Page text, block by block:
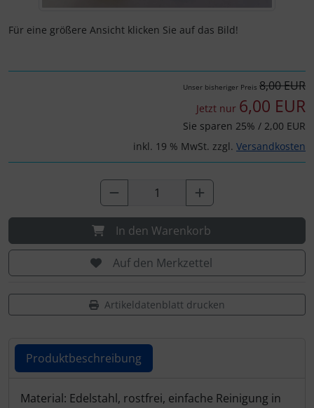
Für eine größere Ansicht klicken Sie auf das Bild!
Unser bisheriger Preis 8,00 EUR
Jetzt nur 6,00 EUR
Sie sparen 25% / 2,00 EUR
inkl. 19 % MwSt. zzgl. Versandkosten
In den Warenkorb
Auf den Merkzettel
Artikeldatenblatt drucken
Produktbeschreibung
Produktbeschreibung
Material: Edelstahl, rostfrei, einfache Reinigung in
Instrumente
Mückenputzer
Reifen, Schläuche und Co.
Sauerstoff, Gas und Feuer
Schläuche, Verbinder....
Schrauben, Muttern & Co.
Tapes und Tuning
Transponder